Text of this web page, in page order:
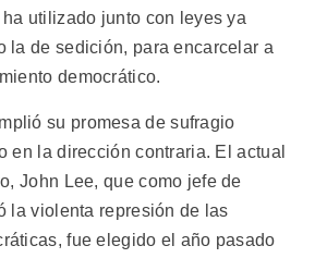
utilizado junto con leyes ya
la de sedición, para encarcelar a
democrático.
su promesa de sufragio
en la dirección contraria. El actual
John Lee, que como jefe de
la violenta represión de las
fue elegido el año pasado